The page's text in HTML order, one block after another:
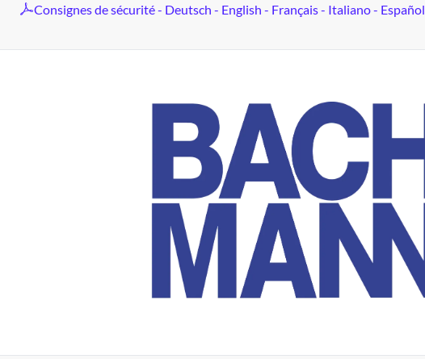
Consignes de sécurité - Deutsch - English - Français - Italiano - Español